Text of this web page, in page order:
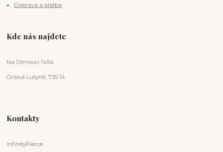
Doprava a platba
Kde nás najdete
Na Olmovci 1454
Orlová Lutyně, 735 14
Kontakty
InfinityPierce